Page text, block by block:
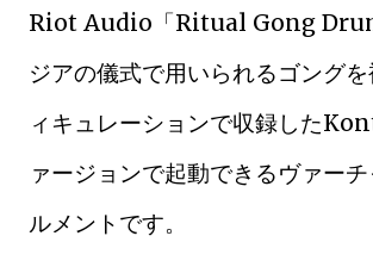
Riot Audio「Ritual Gong
ジアの儀式で用いられるゴング
ィキュレーションで収録した
ァージョンで起動できるヴァー
ルメントです。